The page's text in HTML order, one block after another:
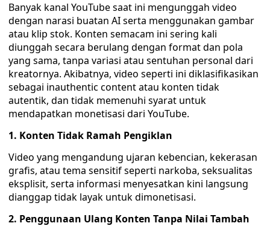
Banyak kanal YouTube saat ini mengunggah video
dengan narasi buatan AI serta menggunakan gambar
atau klip stok. Konten semacam ini sering kali
diunggah secara berulang dengan format dan pola
yang sama, tanpa variasi atau sentuhan personal dari
kreatornya. Akibatnya, video seperti ini diklasifikasikan
sebagai inauthentic content atau konten tidak
autentik, dan tidak memenuhi syarat untuk
mendapatkan monetisasi dari YouTube.
1. Konten Tidak Ramah Pengiklan
Video yang mengandung ujaran kebencian, kekerasan
grafis, atau tema sensitif seperti narkoba, seksualitas
eksplisit, serta informasi menyesatkan kini langsung
dianggap tidak layak untuk dimonetisasi.
2. Penggunaan Ulang Konten Tanpa Nilai Tambah